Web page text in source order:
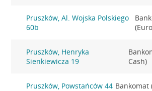
Pruszków, Al. Wojska Polskiego
60b
Pruszków, Henryka
Sienkiewicza 19
Cash)
Pruszków, Powstańców 44 Bankomat